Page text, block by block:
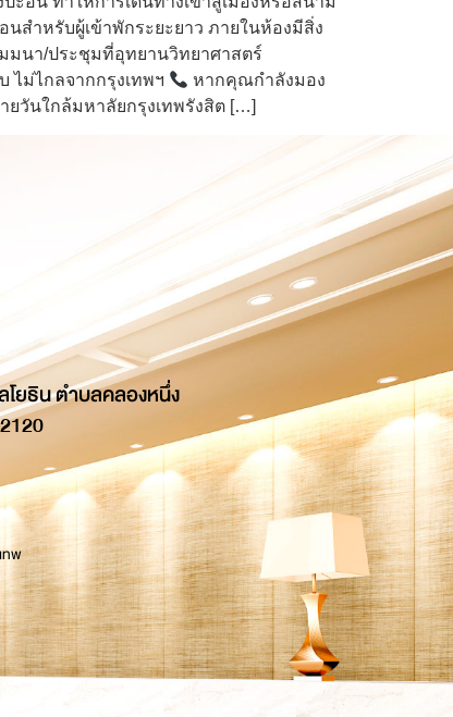
นสำหรับผู้เข้าพักระยะยาว ภายในห้องมีสิ่ง
มนา/ประชุมที่อุทยานวิทยาศาสตร์
ไม่ไกลจากกรุงเทพฯ
หากคุณกำลังมอง
วันใกล้มหาลัยกรุงเทพรังสิต […]
ยธิน ตำบลคลองหนึ่ง
ทพ